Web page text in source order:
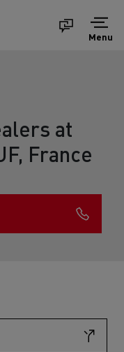
Menu
at
France